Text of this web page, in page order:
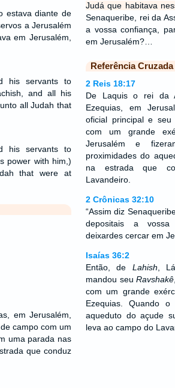
estava diante de
a Jerusalém
em Jerusalém,
his servants to
and all his
all Judah that
his servants to
power with him,)
that were at
em Jerusalém,
campo com um
uma parada nas
que conduz
Judá que habitava
Senaqueribe, rei da
a vossa confiança,
em Jerusalém?…
Referência Cruzada
2 Reis 18:17
De Laquis o rei da
Ezequias, em
oficial principal e seu
com um grande
Jerusalém e
proximidades do
na estrada que
Lavandeiro.
2 Crônicas 32:10
“Assim diz
depositais a
deixardes cercar em
Isaías 36:2
Então, de Lahish ,
mandou seuRavshakê
com um grande
Ezequias. Quando
aqueduto do açude
leva ao campo do